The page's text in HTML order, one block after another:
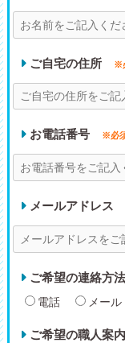
ご自宅の住所 ※
お電話番号 ※必
メールアドレス
ご希望の連絡方法
電話 メール
ご希望の職人案